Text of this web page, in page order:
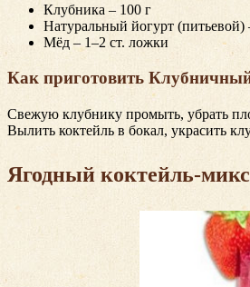
Клубника – 100 г
Натуральный йогурт (питьевой)
Мёд – 1–2 ст. ложки
Как приготовить
Свежую клубнику промыть, убрать
Вылить коктейль в бокал, украсить
Ягодный коктейль-микс